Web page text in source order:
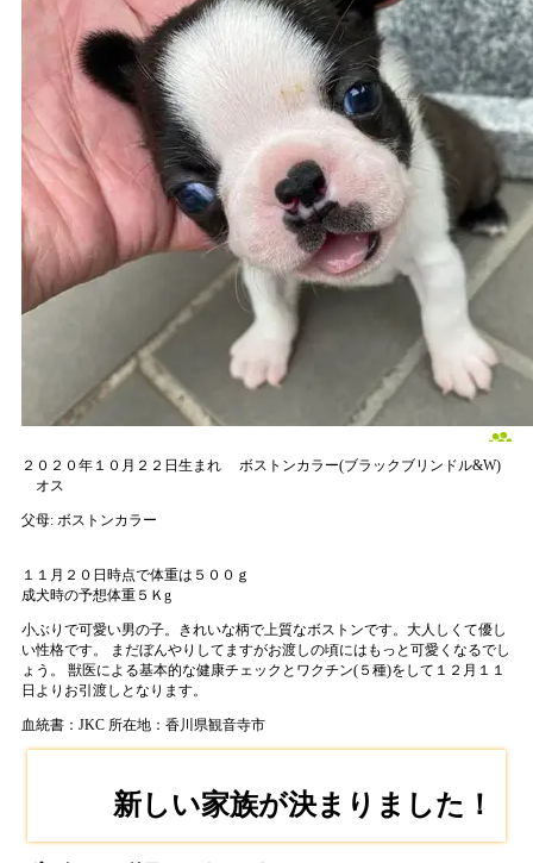
２０２０年１０月２２日生まれ
ボストンカラー(ブラックブリンドル&W)
オス
父母: ボストンカラー
１１月２０日時点で体重は５００ｇ
成犬時の予想体重５Ｋg
小ぶりで可愛い男の子。きれいな柄で上質なボストンです。大人しくて優し
い性格です。 まだぼんやりしてますがお渡しの頃にはもっと可愛くなるでし
ょう。 獣医による基本的な健康チェックとワクチン(５種)をして１２月１１
日よりお引渡しとなります。
血統書：JKC 所在地：香川県観音寺市
新しい家族が決まりました！